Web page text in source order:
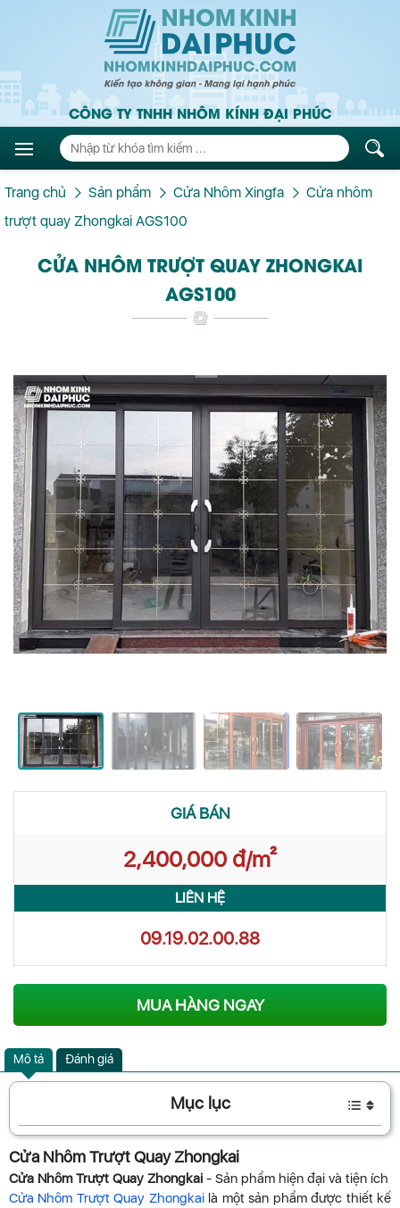
CÔNG TY TNHH NHÔM KÍNH ĐẠI PHÚC
Trang chủ Sản phẩm Cửa Nhôm Xingfa
Cửa nhôm
trượt quay Zhongkai AGS100
CỬA NHÔM TRƯỢT QUAY ZHONGKAI
AGS100
GIÁ BÁN
2,400,000 đ/m²
LIÊN HỆ
09.19.02.00.88
MUA HÀNG NGAY
Mô tả Đánh giá
Mục lục
Cửa Nhôm Trượt Quay Zhongkai
Cửa Nhôm Trượt Quay Zhongkai - Sản phẩm hiện đại và tiện ích
Cửa Nhôm Trượt Quay Zhongkailà một sản phẩm được thiết kế